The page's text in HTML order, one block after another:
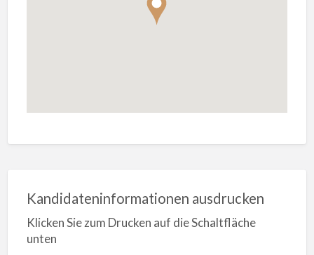
Kandidateninformationen ausdrucken
Klicken Sie zum Drucken auf die Schaltfläche
unten